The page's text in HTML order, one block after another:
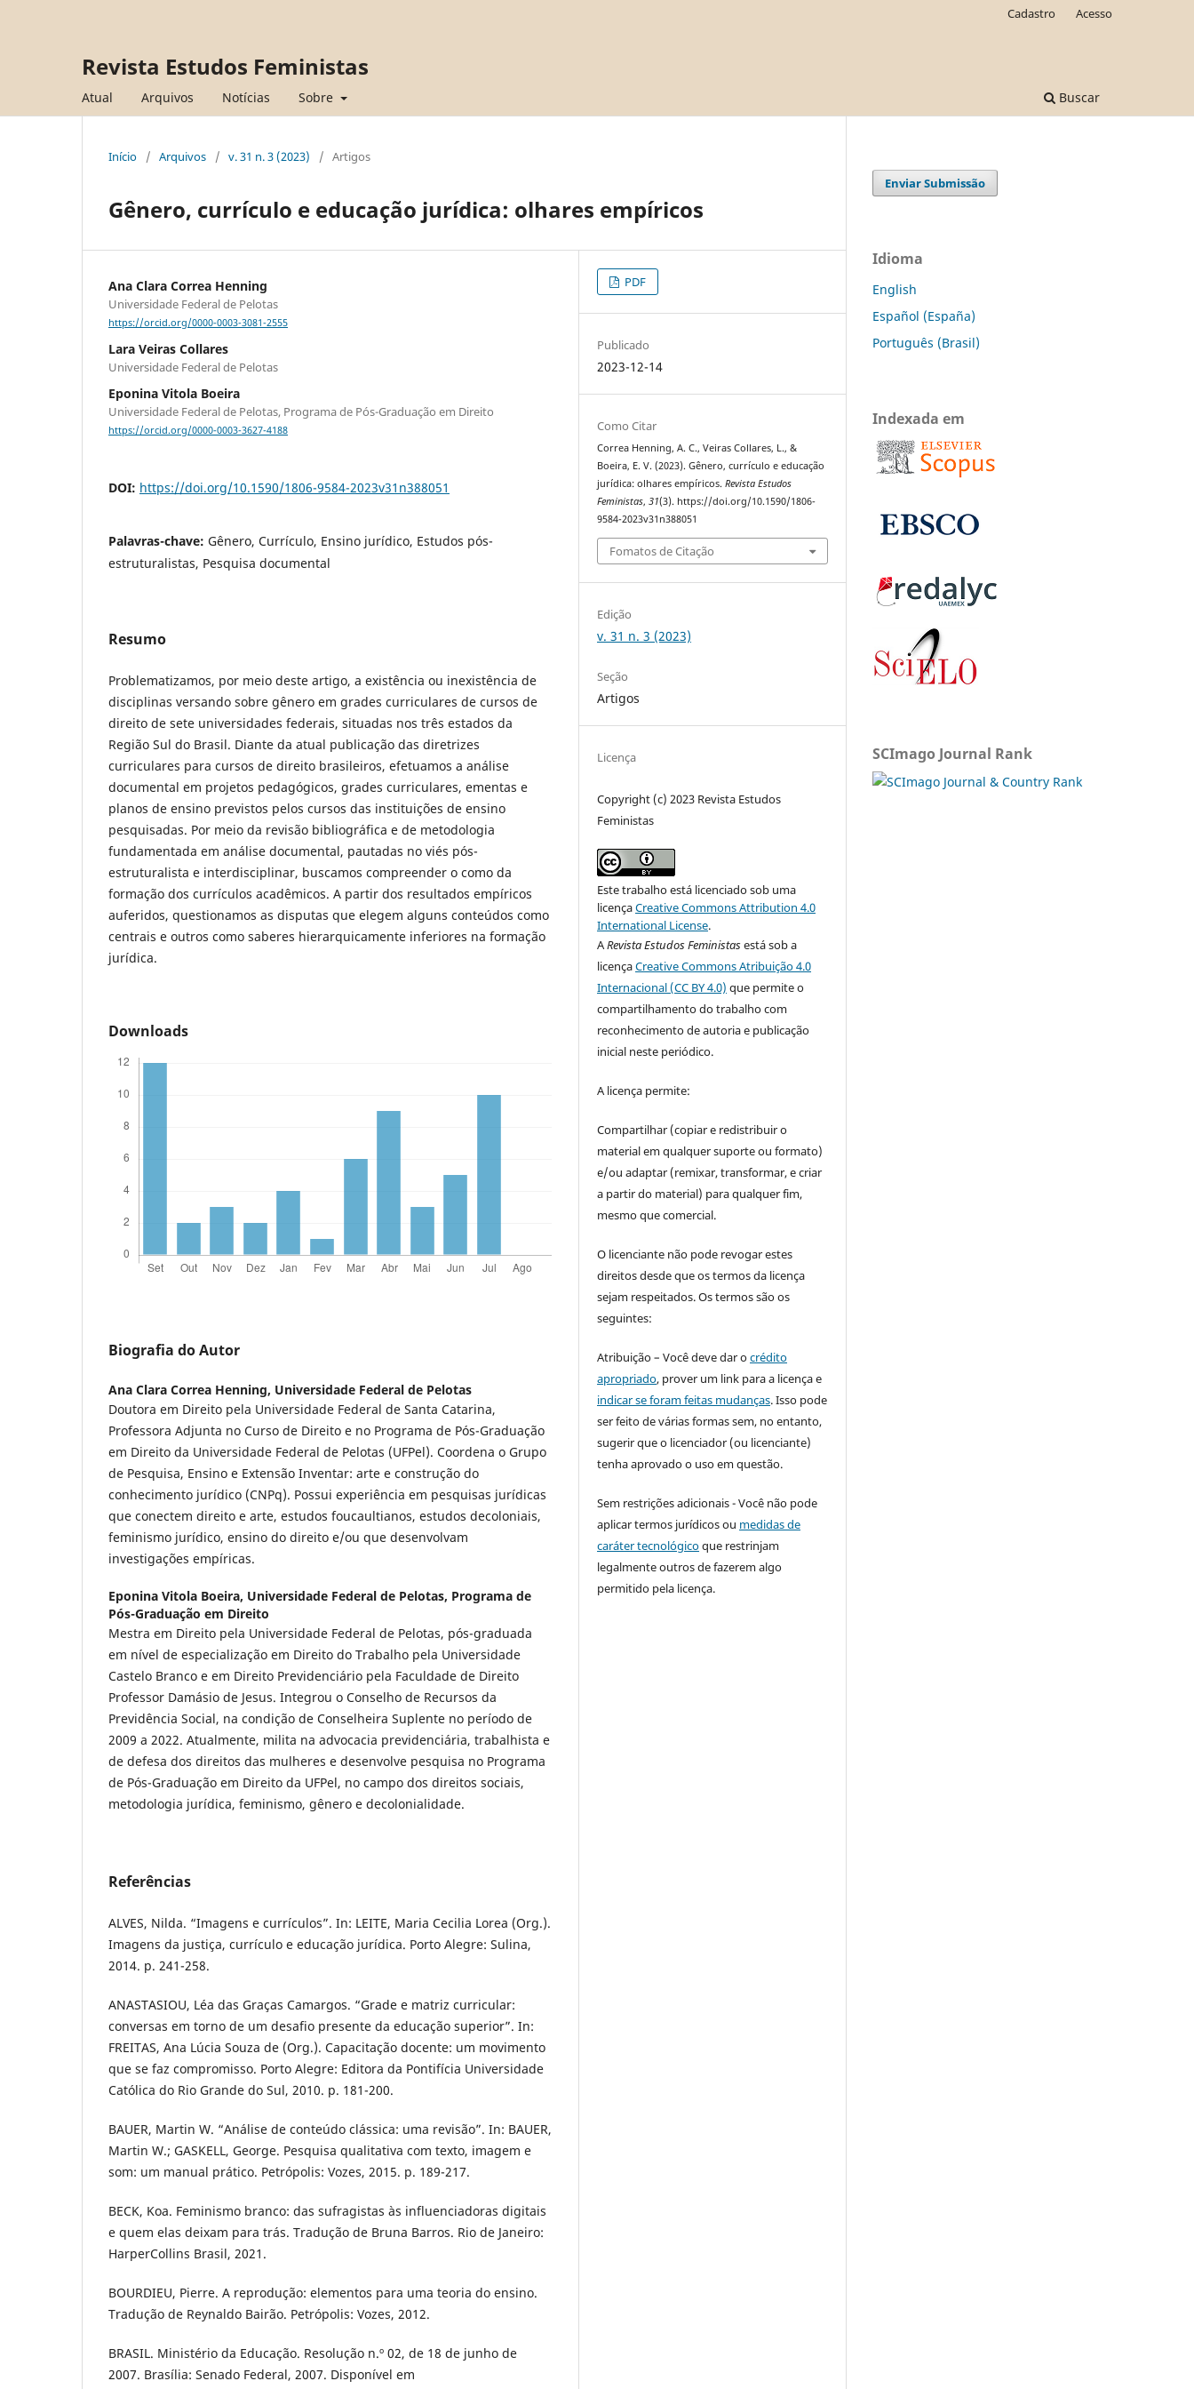
Revista Estudos Feministas
Atual Arquivos Notícias Sobre Buscar
Cadastro Acesso
Início / Arquivos / v. 31 n. 3 (2023) / Artigos
Gênero, currículo e educação jurídica: olhares empíricos
Ana Clara Correa Henning
Universidade Federal de Pelotas
https://orcid.org/0000-0003-3081-2555
Lara Veiras Collares
Universidade Federal de Pelotas
Eponina Vitola Boeira
Universidade Federal de Pelotas, Programa de Pós-Graduação em Direito
https://orcid.org/0000-0003-3627-4188
DOI: https://doi.org/10.1590/1806-9584-2023v31n388051
Palavras-chave: Gênero, Currículo, Ensino jurídico, Estudos pós-
estruturalistas, Pesquisa documental
Resumo
Problematizamos, por meio deste artigo, a existência ou inexistência de
disciplinas versando sobre gênero em grades curriculares de cursos de
direito de sete universidades federais, situadas nos três estados da
Região Sul do Brasil. Diante da atual publicação das diretrizes
curriculares para cursos de direito brasileiros, efetuamos a análise
documental em projetos pedagógicos, grades curriculares, ementas e
planos de ensino previstos pelos cursos das instituições de ensino
pesquisadas. Por meio da revisão bibliográfica e de metodologia
fundamentada em análise documental, pautadas no viés pós-
estruturalista e interdisciplinar, buscamos compreender o como da
formação dos currículos acadêmicos. A partir dos resultados empíricos
auferidos, questionamos as disputas que elegem alguns conteúdos como
centrais e outros como saberes hierarquicamente inferiores na formação
jurídica.
Downloads
Biografia do Autor
Ana Clara Correa Henning, Universidade Federal de Pelotas
Doutora em Direito pela Universidade Federal de Santa Catarina,
Professora Adjunta no Curso de Direito e no Programa de Pós-Graduação
em Direito da Universidade Federal de Pelotas (UFPel). Coordena o Grupo
de Pesquisa, Ensino e Extensão Inventar: arte e construção do
conhecimento jurídico (CNPq). Possui experiência em pesquisas jurídicas
que conectem direito e arte, estudos foucaultianos, estudos decoloniais,
feminismo jurídico, ensino do direito e/ou que desenvolvam
investigações empíricas.
Eponina Vitola Boeira, Universidade Federal de Pelotas, Programa de
Pós-Graduação em Direito
Mestra em Direito pela Universidade Federal de Pelotas, pós-graduada
em nível de especialização em Direito do Trabalho pela Universidade
Castelo Branco e em Direito Previdenciário pela Faculdade de Direito
Professor Damásio de Jesus. Integrou o Conselho de Recursos da
Previdência Social, na condição de Conselheira Suplente no período de
2009 a 2022. Atualmente, milita na advocacia previdenciária, trabalhista e
de defesa dos direitos das mulheres e desenvolve pesquisa no Programa
de Pós-Graduação em Direito da UFPel, no campo dos direitos sociais,
metodologia jurídica, feminismo, gênero e decolonialidade.
Referências
ALVES, Nilda. “Imagens e currículos”. In: LEITE, Maria Cecilia Lorea (Org.).
Imagens da justiça, currículo e educação jurídica. Porto Alegre: Sulina,
2014. p. 241-258.
ANASTASIOU, Léa das Graças Camargos. “Grade e matriz curricular:
conversas em torno de um desafio presente da educação superior”. In:
FREITAS, Ana Lúcia Souza de (Org.). Capacitação docente: um movimento
que se faz compromisso. Porto Alegre: Editora da Pontifícia Universidade
Católica do Rio Grande do Sul, 2010. p. 181-200.
BAUER, Martin W. “Análise de conteúdo clássica: uma revisão”. In: BAUER,
Martin W.; GASKELL, George. Pesquisa qualitativa com texto, imagem e
som: um manual prático. Petrópolis: Vozes, 2015. p. 189-217.
BECK, Koa. Feminismo branco: das sufragistas às influenciadoras digitais
e quem elas deixam para trás. Tradução de Bruna Barros. Rio de Janeiro:
HarperCollins Brasil, 2021.
BOURDIEU, Pierre. A reprodução: elementos para uma teoria do ensino.
Tradução de Reynaldo Bairão. Petrópolis: Vozes, 2012.
BRASIL. Ministério da Educação. Resolução n.º 02, de 18 de junho de
2007. Brasília: Senado Federal, 2007. Disponível em
PDF
Publicado
2023-12-14
Como Citar
Correa Henning, A. C., Veiras Collares, L., &
Boeira, E. V. (2023). Gênero, currículo e educação
jurídica: olhares empíricos.Revista Estudos
Feministas,31(3). https://doi.org/10.1590/1806-
9584-2023v31n388051
Fomatos de Citação
Edição
v. 31 n. 3 (2023)
Seção
Artigos
Licença
Copyright (c) 2023 Revista Estudos
Feministas
Este trabalho está licenciado sob uma
licençaCreative Commons Attribution 4.0
International License.
ARevista Estudos Feministasestá sob a
licençaCreative Commons Atribuição 4.0
Internacional (CC BY 4.0) que permite o
compartilhamento do trabalho com
reconhecimento de autoria e publicação
inicial neste periódico.
A licença permite:
Compartilhar (copiar e redistribuir o
material em qualquer suporte ou formato)
e/ou adaptar (remixar, transformar, e criar
a partir do material) para qualquer fim,
mesmo que comercial.
O licenciante não pode revogar estes
direitos desde que os termos da licença
sejam respeitados. Os termos são os
seguintes:
Atribuição – Você deve dar ocrédito
apropriado, prover um link para a licença e
indicar se foram feitas mudanças. Isso pode
ser feito de várias formas sem, no entanto,
sugerir que o licenciador (ou licenciante)
tenha aprovado o uso em questão.
Sem restrições adicionais - Você não pode
aplicar termos jurídicos ou medidas de
caráter tecnológicoque restrinjam
legalmente outros de fazerem algo
permitido pela licença.
Enviar Submissão
Idioma
English
Español (España)
Português (Brasil)
Indexada em
SCImago Journal Rank